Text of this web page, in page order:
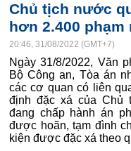
Chủ tịch nước
hơn 2.400 phạm
20:46, 31/08/2022 (GMT+7)
Ngày 31/8/2022, Văn
Bộ Công an, Tòa án
các cơ quan có liên
định đặc xá của Chủ
đang chấp hành án
được hoãn, tạm đình
kiện được đặc xá theo